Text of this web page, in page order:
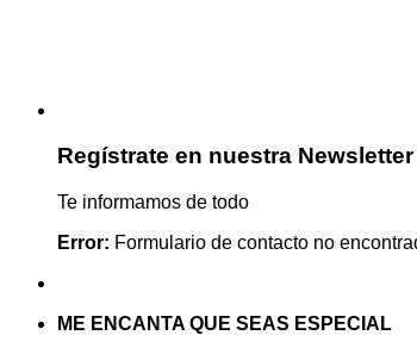
Regístrate en nuestra Newsletter
Te informamos de todo
Error: Formulario de contacto no
ME ENCANTA QUE SEAS ESPECIAL